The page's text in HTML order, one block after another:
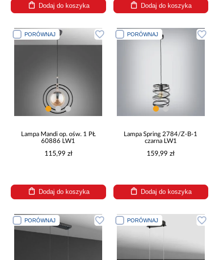
Dodaj do koszyka Dodaj do koszyka
PORÓWNAJ
Lampa Mandi op. ośw. 1 PŁ
60886 LW1
115,99 zł
Dodaj do koszyka
PORÓWNAJ
Lampa Spring 2784/Z-B-1
czarna LW1
159,99 zł
Dodaj do koszyka
PORÓWNAJ PORÓWNAJ